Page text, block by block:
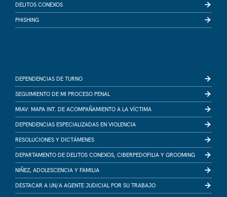
DELITOS CONEXOS
PHISHING
DEPENDENCIAS DE TURNO
SEGUIMIENTO DE MI PROCESO PENAL
MIAV: MAPA INT. DE ACOMPAÑAMIENTO A LA VÍCTIMA
DEPENDENCIAS ESPECIALIZADAS EN VIOLENCIA
RESOLUCIONES Y DICTÁMENES
DEPARTAMENTO DE DELITOS CONEXOS, CIBERPEDOFILIA Y GROOMING
NIÑEZ, ADOLESCENCIA Y FAMILIA
DESTACAR A UN/A AGENTE JUDICIAL POR SU TRABAJO